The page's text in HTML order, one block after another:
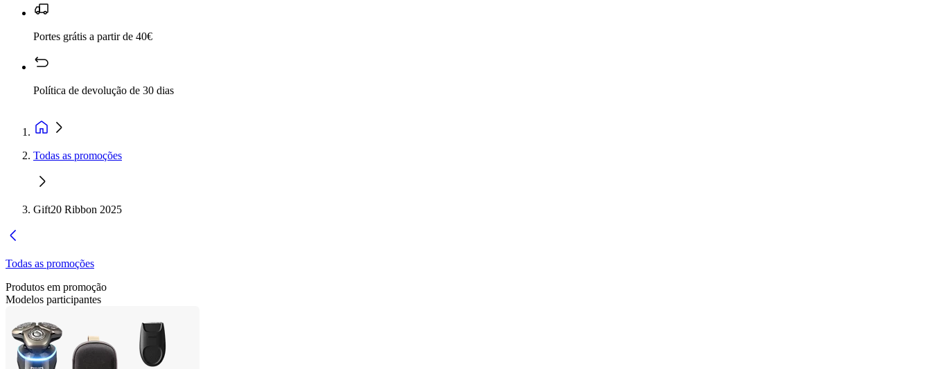
Portes grátis a partir de 40€
Política de devolução de 30 dias
Todas as promoções
Gift20 Ribbon 2025
Todas as promoções
Produtos em promoção
Modelos participantes